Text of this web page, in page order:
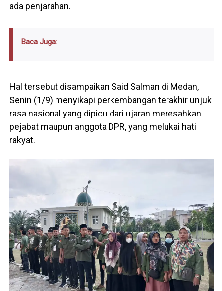
ada penjarahan.
Baca Juga:
Hal tersebut disampaikan Said Salman di Medan,
Senin (1/9) menyikapi perkembangan terakhir unjuk
rasa nasional yang dipicu dari ujaran meresahkan
pejabat maupun anggota DPR, yang melukai hati
rakyat.